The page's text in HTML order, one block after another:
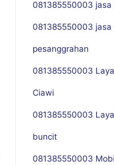
081385550003 jasa
081385550003 jasa
pesanggrahan
081385550003
Ciawi
081385550003
buncit
081385550003